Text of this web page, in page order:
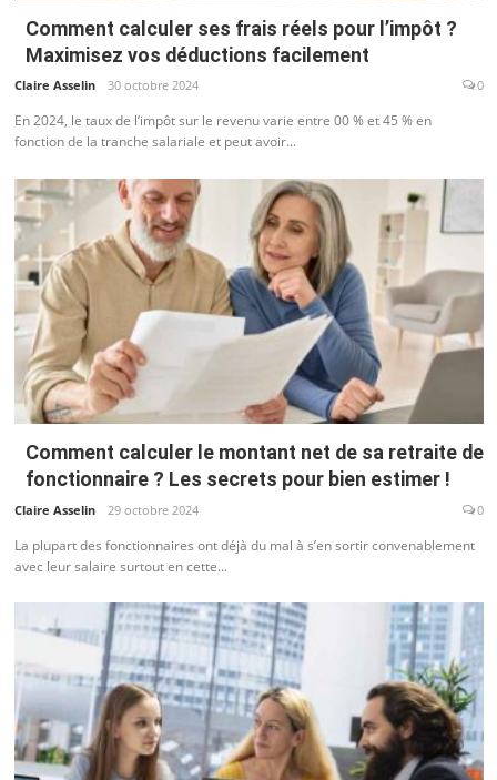
Comment calculer ses frais réels pour l’impôt ?
Maximisez vos déductions facilement
Claire Asselin 30 octobre 2024 0
En 2024, le taux de l’impôt sur le revenu varie entre 00 % et 45 % en
fonction de la tranche salariale et peut avoir...
Comment calculer le montant net de sa retraite de
fonctionnaire ? Les secrets pour bien estimer !
Claire Asselin 29 octobre 2024 0
La plupart des fonctionnaires ont déjà du mal à s’en sortir convenablement
avec leur salaire surtout en cette...